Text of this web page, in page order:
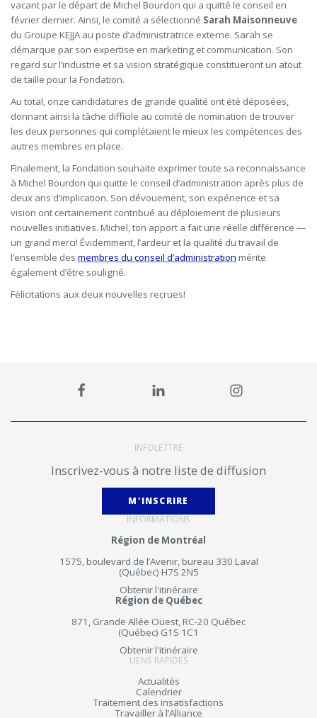
vacant par le départ de Michel Bourdon qui a quitté le conseil en
février dernier. Ainsi, le comité a sélectionné Sarah Maisonneuve
du Groupe KEJJA au poste d’administratrice externe. Sarah se
démarque par son expertise en marketing et communication. Son
regard sur l’industrie et sa vision stratégique constitueront un atout
de taille pour la Fondation.
Au total, onze candidatures de grande qualité ont été déposées,
donnant ainsi la tâche difficile au comité de nomination de trouver
les deux personnes qui complétaient le mieux les compétences des
autres membres en place.
Finalement, la Fondation souhaite exprimer toute sa reconnaissance
à Michel Bourdon qui quitte le conseil d’administration après plus de
deux ans d’implication. Son dévouement, son expérience et sa
vision ont certainement contribué au déploiement de plusieurs
nouvelles initiatives. Michel, ton apport a fait une réelle différence —
un grand merci! Évidemment, l’ardeur et la qualité du travail de
l’ensemble des membres du conseil d’administration mérite
également d’être souligné.
Félicitations aux deux nouvelles recrues!
INFOLETTRE
Inscrivez-vous à notre liste de diffusion
M'INSCRIRE
INFORMATIONS
Région de Montréal
1575, boulevard de l’Avenir, bureau 330 Laval
(Québec) H7S 2N5
Obtenir l'itinéraire
Région de Québec
871, Grande Allée Ouest, RC-20 Québec
(Québec) G1S 1C1
Obtenir l'itinéraire
LIENS RAPIDES
Actualités
Calendrier
Traitement des insatisfactions
Travailler à l’Alliance